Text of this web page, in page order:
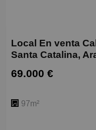
Local En venta
Santa Catalina,
69.000 €
97m²